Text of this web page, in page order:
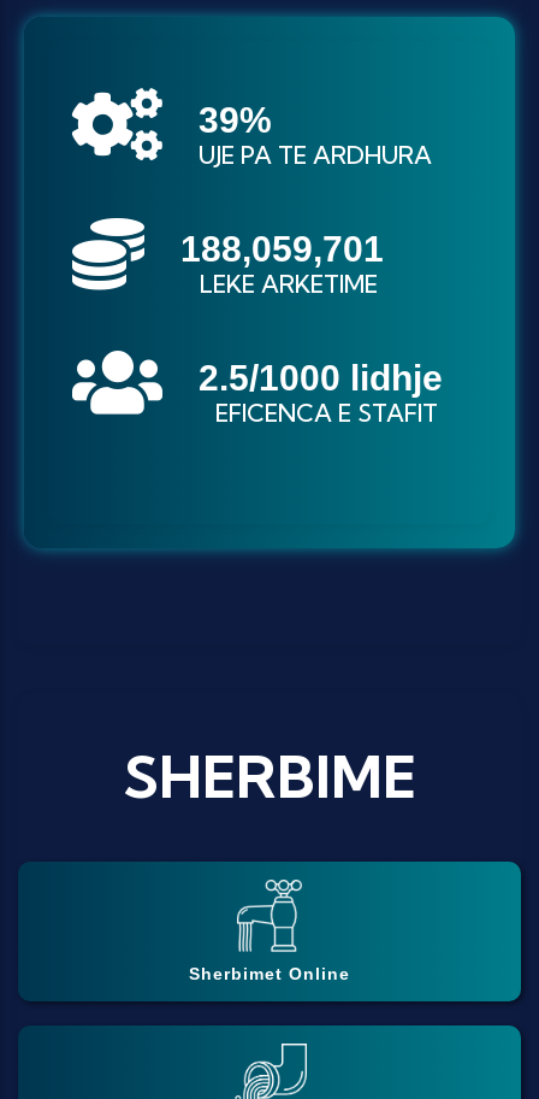
49%
UJE PA TE ARDHURA
232,835,821
LEKE ARKETIME
3.5/1000 lidhje
EFICENCA E STAFIT
SHERBIME
Sherbimet Online